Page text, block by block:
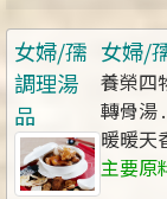
女婦/孺
調理湯
品
女婦/
養榮四
轉骨湯
暖暖天
主要原